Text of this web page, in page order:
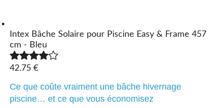
Intex Bâche Solaire pour Piscine Easy & Frame 457
cm - Bleu
42.75 €
Ce que coûte vraiment une bâche hivernage
piscine… et ce que vous économisez